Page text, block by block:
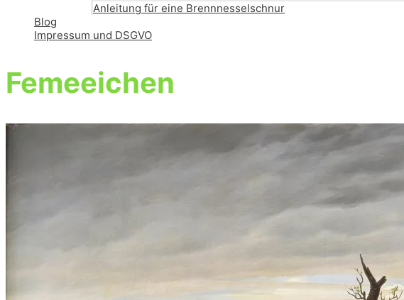
Anleitung für eine Brennnesselschnur
Blog
Impressum und DSGVO
Femeeichen